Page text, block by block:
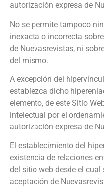
autorización expresa de
No se permite tampoco
inexacta o incorrecta
de Nuevasrevistas, ni
del mismo.
A excepción del
establezca dicho
elemento, de este Sitio
intelectual por el
autorización expresa de
El establecimiento del
existencia de relaciones
del sitio web desde el cual
aceptación de